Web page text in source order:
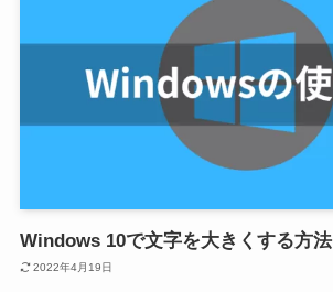
Windows 10で文字を大きくする方法
2022年4月19日